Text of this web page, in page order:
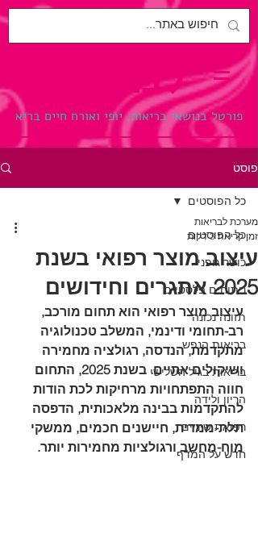
לבריאות.
פורטל בנושאי בריאות, יופי ואורח חיים בריא
פוסט
כל הפוסטים
כושר גופני
ניתוחים פלסטיים
תזונה נכונה
בריאות הנפש
בריאות בגיל השלישי
הריון ולידה
רפואת שיניים
חדש על המדף
כל הפוסטים
עיצוב מוצר רפואי בשנת
2025 אתגרים וחידושים
מערכת לבריאות
זמן קריאה 3 דקות
עיצוב מוצר רפואי הוא תחום מורכב,
רב-תחומי ודינמי, המשלב טכנולוגיה
מתקדמת, הנדסה, רגולציה מחמירה
ושיקולים אתיים. בשנת 2025, התחום
חווה התפתחויות מרחיקות לכת הודות
להתקדמות בבינה מלאכותית, הדפסה
תלת-ממדית, חיישנים חכמים, ממשקי
מוח-מחשב ורגולציות מחמירות יותר.